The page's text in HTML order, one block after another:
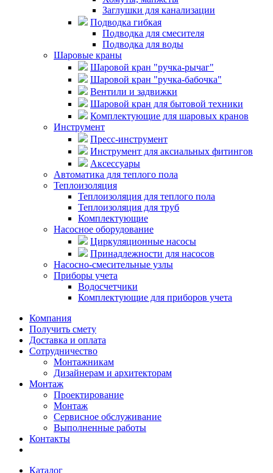
Заглушки для канализации
Подводка гибкая
Подводка для смесителя
Подводка для воды
Шаровые краны
Шаровой кран "ручка-рычаг"
Шаровой кран "ручка-бабочка"
Вентили и задвижки
Шаровой кран для бытовой техники
Комплектующие для шаровых кранов
Инструмент
Пресс-инструмент
Инструмент для аксиальных фитингов
Аксессуары
Автоматика для теплого пола
Теплоизоляция
Теплоизоляция для теплого пола
Теплоизоляция для труб
Комплектующие
Насосное оборудование
Циркуляционные насосы
Принадлежности для насосов
Насосно-смесительные узлы
Приборы учета
Водосчетчики
Комплектующие для приборов учета
Компания
Получить смету
Доставка и оплата
Сотрудничество
Монтажникам
Дизайнерам и архитекторам
Монтаж
Проектирование
Монтаж
Сервисное обслуживание
Выполненные работы
Контакты
Каталог